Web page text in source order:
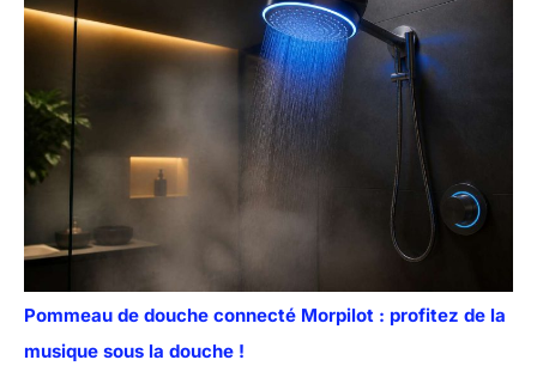
Pommeau de douche connecté Morpilot : profitez de la
musique sous la douche !